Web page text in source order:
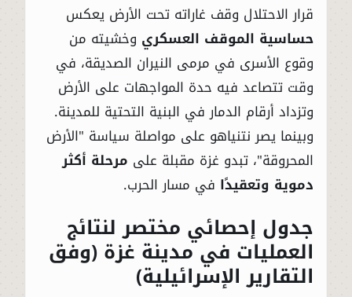
قرار الاحتلال وقف غاراته تحت الأرض يعكس
حساسية الموقف العسكري وخشيته من
وقوع الأسرى في مرمى النيران الصديقة، في
وقت تتصاعد فيه حدة المواجهات على الأرض
وتزداد أرقام الدمار في البنية التحتية للمدينة.
وبينما يصر نتنياهو على مواصلة سياسة "الأرض
المحروقة"، تبدو غزة مقبلة على مرحلة أكثر
دموية وتعقيدًا في مسار الحرب.
جدول إحصائي مختصر لنتائج
العمليات في مدينة غزة (وفق
التقارير الإسرائيلية)